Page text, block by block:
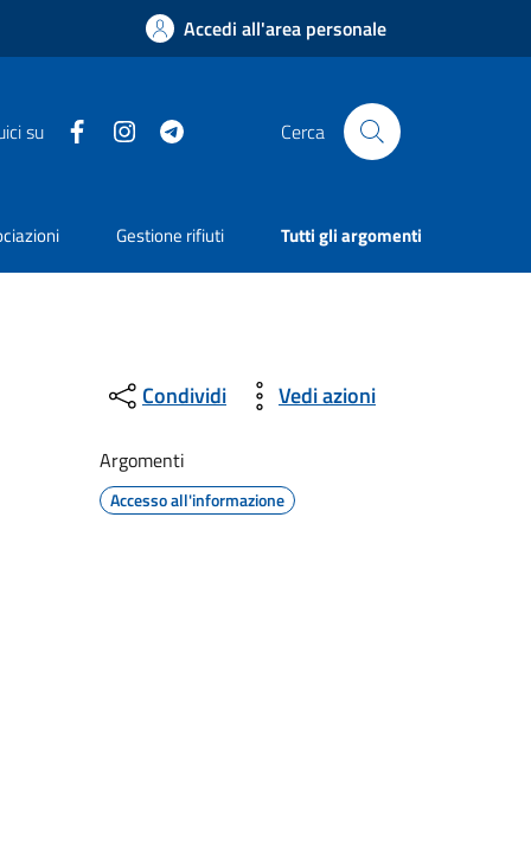
Accedi all'area personale
su Facebook Instagram Cerca
Gestione rifiuti Tutti gli argomenti
Condividi Vedi azioni
Argomenti
Accesso all'informazione